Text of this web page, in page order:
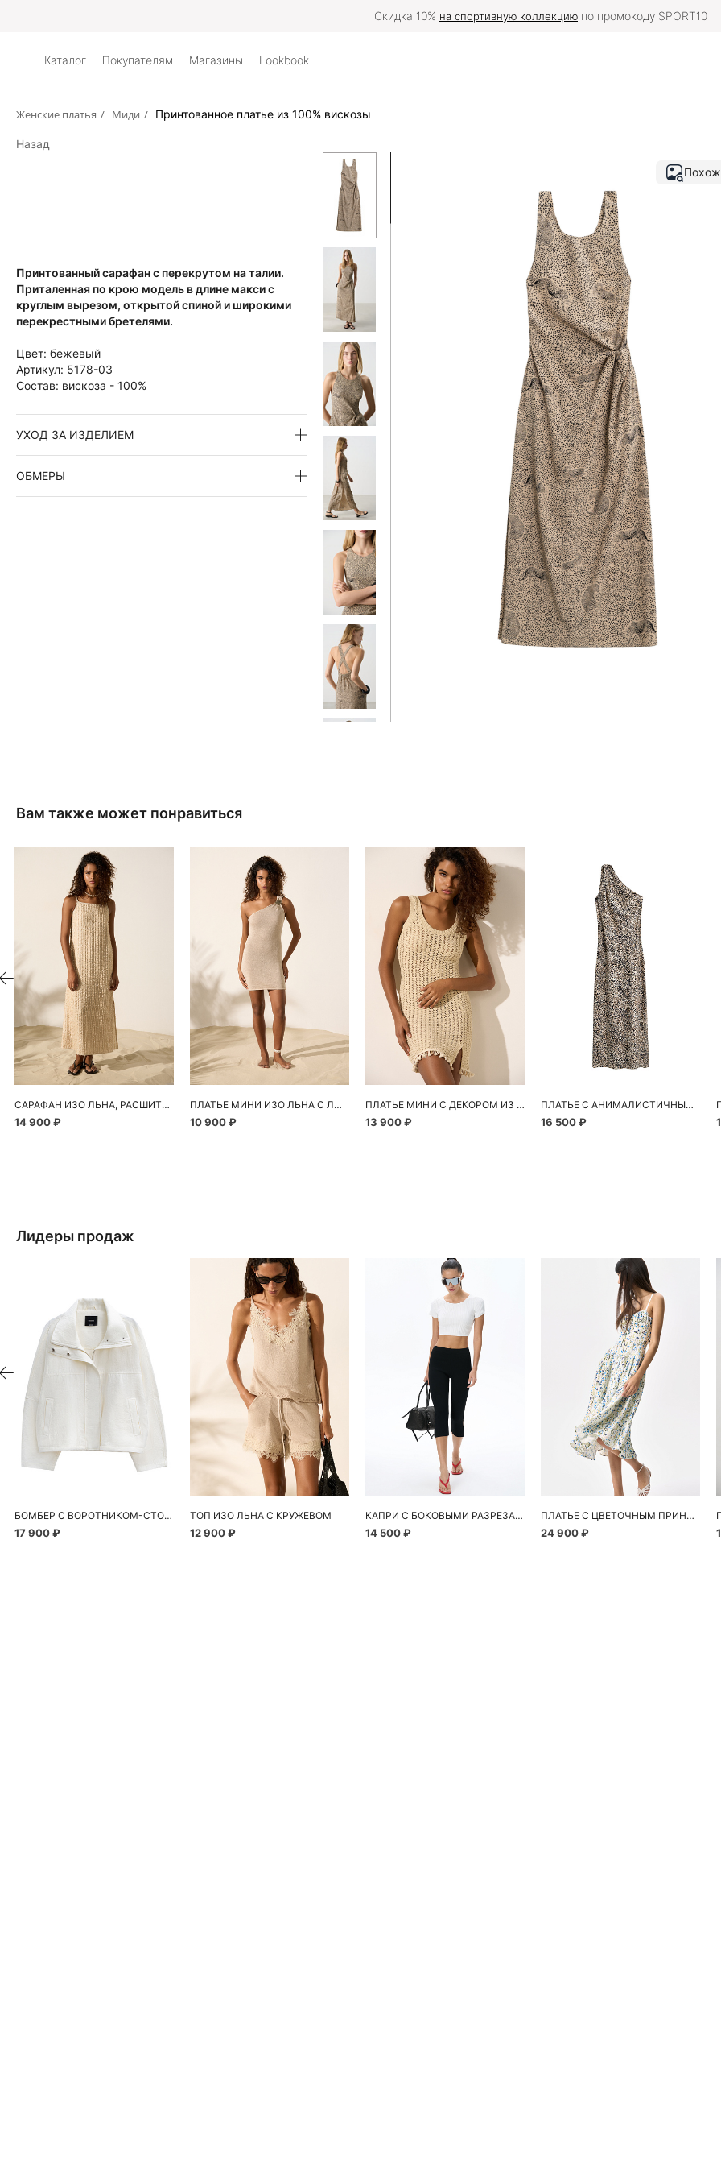
Скидка 10% на спортивную коллекцию по промокоду SPORT10
Каталог Покупателям Магазины Lookbook
Женские платья / Миди / Принтованное платье из 100% вискозы
Назад
Принтованный сарафан с перекрутом на талии.
Приталенная по крою модель в длине макси с
круглым вырезом, открытой спиной и широкими
перекрестными бретелями.
Цвет: бежевый
Артикул: 5178-03
Состав: вискоза - 100%
УХОД ЗА ИЗДЕЛИЕМ
ОБМЕРЫ
Вам также может понравиться
САРАФАН ИЗО ЛЬНА, РАСШИТЫЙ ПАЙЕТКАМИ
14 900 ₽
ПЛАТЬЕ МИНИ ИЗО ЛЬНА С ЛЮРЕКСОМ
10 900 ₽
ПЛАТЬЕ МИНИ С ДЕКОРОМ ИЗ РАКУШЕК
13 900 ₽
ПЛАТЬЕ С АНИМАЛИСТИЧНЫМ ПРИНТОМ
16 500 ₽
Лидеры продаж
БОМБЕР С ВОРОТНИКОМ-СТОЙКОЙ
17 900 ₽
ТОП ИЗО ЛЬНА С КРУЖЕВОМ
12 900 ₽
КАПРИ С БОКОВЫМИ РАЗРЕЗАМИ
14 500 ₽
ПЛАТЬЕ С ЦВЕТОЧНЫМ ПРИНТОМ
24 900 ₽